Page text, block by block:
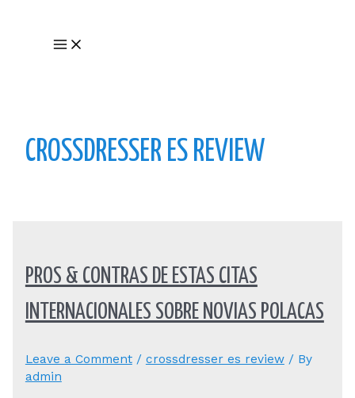
Main
Menu
CROSSDRESSER ES REVIEW
PROS & CONTRAS DE ESTAS CITAS
INTERNACIONALES SOBRE NOVIAS POLACAS
Leave a Comment / crossdresser es review/ By
admin